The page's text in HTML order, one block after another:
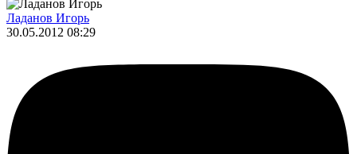
Ладанов Игорь
30.05.2012 08:29